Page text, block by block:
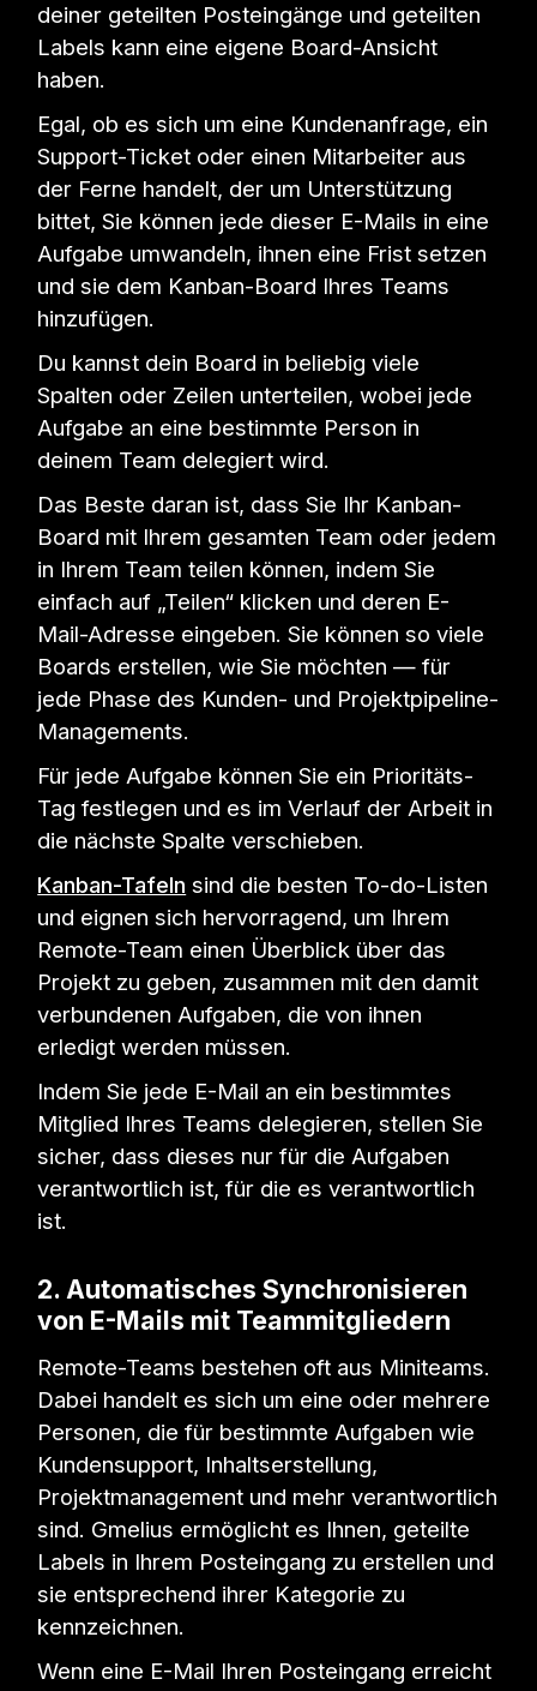
deiner geteilten Posteingänge und geteilten
Labels kann eine eigene Board-Ansicht
haben.
Egal, ob es sich um eine Kundenanfrage, ein
Support-Ticket oder einen Mitarbeiter aus
der Ferne handelt, der um Unterstützung
bittet, Sie können jede dieser E-Mails in eine
Aufgabe umwandeln, ihnen eine Frist setzen
und sie dem Kanban-Board Ihres Teams
hinzufügen.
Du kannst dein Board in beliebig viele
Spalten oder Zeilen unterteilen, wobei jede
Aufgabe an eine bestimmte Person in
deinem Team delegiert wird.
Das Beste daran ist, dass Sie Ihr Kanban-
Board mit Ihrem gesamten Team oder jedem
in Ihrem Team teilen können, indem Sie
einfach auf „Teilen“ klicken und deren E-
Mail-Adresse eingeben. Sie können so viele
Boards erstellen, wie Sie möchten — für
jede Phase des Kunden- und Projektpipeline-
Managements.
Für jede Aufgabe können Sie ein Prioritäts-
Tag festlegen und es im Verlauf der Arbeit in
die nächste Spalte verschieben.
Kanban-Tafeln sind die besten To-do-Listen
und eignen sich hervorragend, um Ihrem
Remote-Team einen Überblick über das
Projekt zu geben, zusammen mit den damit
verbundenen Aufgaben, die von ihnen
erledigt werden müssen.
Indem Sie jede E-Mail an ein bestimmtes
Mitglied Ihres Teams delegieren, stellen Sie
sicher, dass dieses nur für die Aufgaben
verantwortlich ist, für die es verantwortlich
ist.
2. Automatisches Synchronisieren
von E-Mails mit Teammitgliedern
Remote-Teams bestehen oft aus Miniteams.
Dabei handelt es sich um eine oder mehrere
Personen, die für bestimmte Aufgaben wie
Kundensupport, Inhaltserstellung,
Projektmanagement und mehr verantwortlich
sind. Gmelius ermöglicht es Ihnen, geteilte
Labels in Ihrem Posteingang zu erstellen und
sie entsprechend ihrer Kategorie zu
kennzeichnen.
Wenn eine E-Mail Ihren Posteingang erreicht